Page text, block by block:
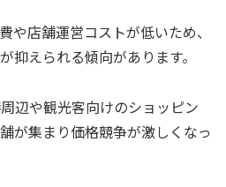
や店舗運営コストが低いため、
抑えられる傾向があります。
辺や観光客向けのショッピン
が集まり価格競争が激しくなっ